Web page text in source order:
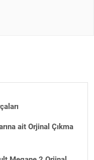
ait Orjinal Çıkma